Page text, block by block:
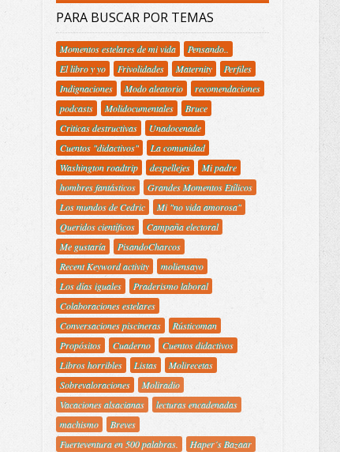
PARA BUSCAR POR TEMAS
Momentos estelares de mi vida
Pensando..
El libro y yo
Frivolidades Maternity
Perfiles
Indignaciones
Modo aleatorio
recomendaciones
podcasts
Molidocumentales
Bruce
Criticas destructivas
Unadocenade
Cuentos "didactivos"
La comunidad
Washington roadtrip
despellejes
Mi padre
hombres fantásticos
Grandes Momentos Etílicos
Los mundos de Cedric
Mi "no vida amorosa"
Queridos científicos
Campaña electoral
Me gustaría
PisandoCharcos
Recent Keyword activity
moliensayo
Los días iguales
Praderismo laboral
Colaboraciones estelares
Conversaciones piscineras
Rústicoman
Propósitos
Cuaderno
Cuentos didactivos
Libros horribles
Listas
Molirecetas
Sobrevaloraciones
Moliradio
Vacaciones alsacianas
lecturas encadenadas
machismo
Breves
Fuerteventura en 500 palabras.
Haper´s Bazaar